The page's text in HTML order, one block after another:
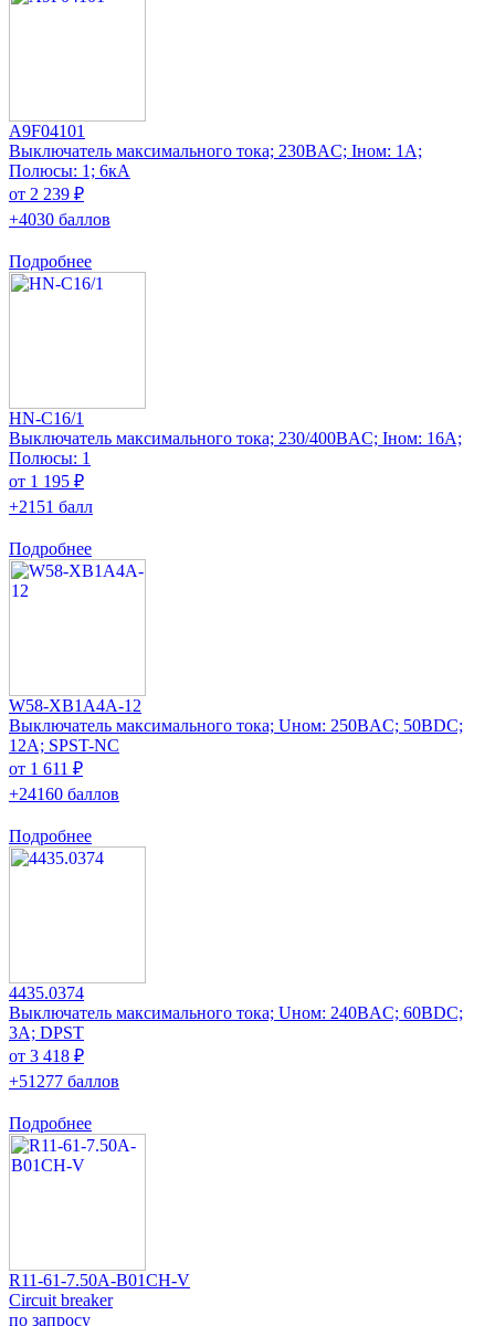
A9F04101
Выключатель максимального тока; 230ВAC; Iном: 1А;
Полюсы: 1; 6кА
от 2 239 ₽
+4030 баллов
Подробнее
HN-C16/1
Выключатель максимального тока; 230/400ВAC; Iном: 16А;
Полюсы: 1
от 1 195 ₽
+2151 балл
Подробнее
W58-XB1A4A-12
Выключатель максимального тока; Uном: 250ВAC; 50ВDC;
12А; SPST-NC
от 1 611 ₽
+24160 баллов
Подробнее
4435.0374
Выключатель максимального тока; Uном: 240ВAC; 60ВDC;
3А; DPST
от 3 418 ₽
+51277 баллов
Подробнее
R11-61-7.50A-B01CH-V
Circuit breaker
по запросу